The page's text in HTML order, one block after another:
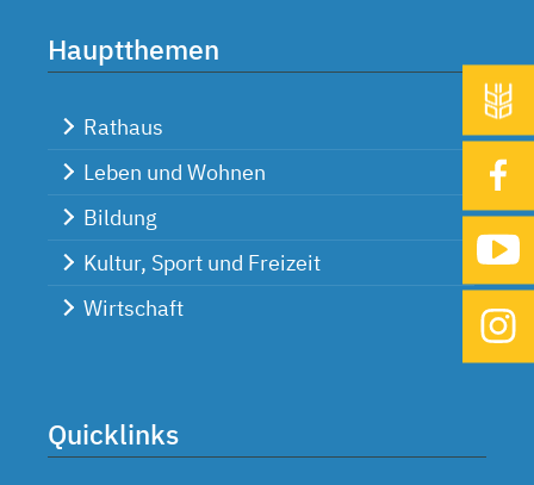
Hauptthemen
Rathaus
Leben und Wohnen
Bildung
Kultur, Sport und Freizeit
Wirtschaft
Quicklinks